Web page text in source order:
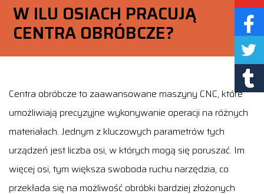
W ILU OSIACH PRACUJĄ
CENTRA OBRÓBCZE?
Centra obróbcze to zaawansowane maszyny CNC, które
umożliwiają precyzyjne wykonywanie operacji na różnych
materiałach. Jednym z kluczowych parametrów tych
urządzeń jest liczba osi, w których mogą się poruszać. Im
więcej osi, tym większa swoboda ruchu narzędzia, co
przekłada się na możliwość obróbki bardziej złożonych